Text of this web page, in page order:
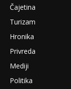
Čajetina
Turizam
Hronika
Privreda
Mediji
Politika